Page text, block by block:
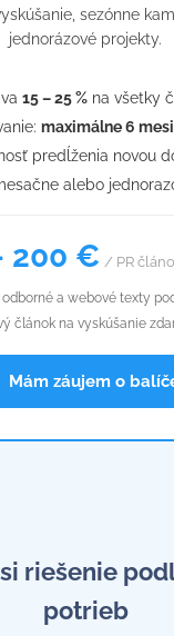
sezónne
jednorázové projekty.
15 – 25 % na všetky
maximálne 6
predĺženia novou
alebo
200 € / PR
odborné a webové texty
článok na vyskúšanie
Mám záujem o
riešenie
potrieb